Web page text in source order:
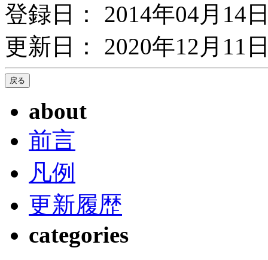
登録日： 2014年04月14
更新日： 2020年12月11
about
前言
凡例
更新履歴
categories